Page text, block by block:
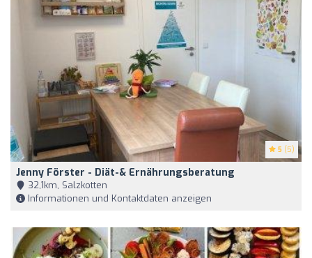
5 (5)
Jenny Förster - Diät-& Ernährungsberatung
32,1km, Salzkotten
Informationen und Kontaktdaten anzeigen